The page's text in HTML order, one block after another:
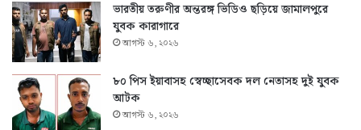
ভারতীয় তরুণীর অন্তরঙ্গ ভিডিও ছড়িয়ে জামালপুরে
যুবক কারাগারে
আগস্ট ৬, ২০২৬
৮০ পিস ইয়াবাসহ স্বেচ্ছাসেবক দল নেতাসহ দুই যুবক
আটক
আগস্ট ৬, ২০২৬